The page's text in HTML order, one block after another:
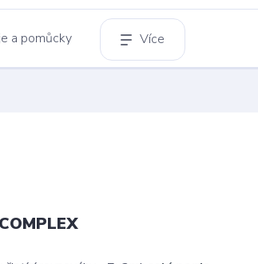
a pomůcky Více